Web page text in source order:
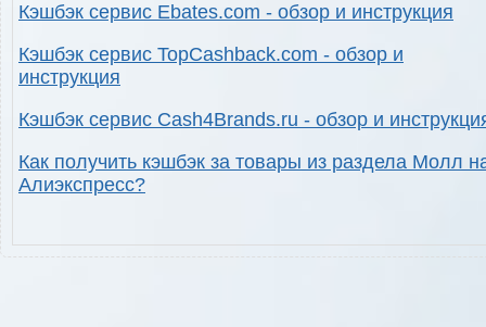
Кэшбэк сервис Ebates.com - обзор и инструкция
Кэшбэк сервис TopCashback.com - обзор и
инструкция
Кэшбэк сервис Cash4Brands.ru - обзор и
Как получить кэшбэк за товары из раздела Молл
Алиэкспресс?